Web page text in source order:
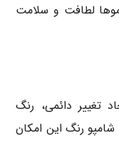
لطافت و سلامت
تغییر دائمی، رنگ
رنگ این امکان